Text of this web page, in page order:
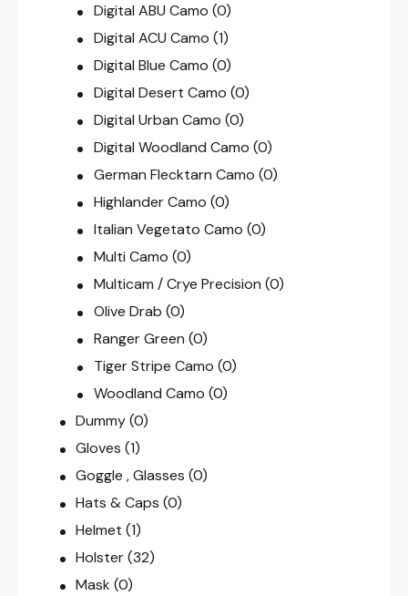
Digital ABU Camo (0)
Digital ACU Camo (1)
Digital Blue Camo (0)
Digital Desert Camo (0)
Digital Urban Camo (0)
Digital Woodland Camo (0)
German Flecktarn Camo (0)
Highlander Camo (0)
Italian Vegetato Camo (0)
Multi Camo (0)
Multicam / Crye Precision (0)
Olive Drab (0)
Ranger Green (0)
Tiger Stripe Camo (0)
Woodland Camo (0)
Dummy (0)
Gloves (1)
Goggle , Glasses (0)
Hats & Caps (0)
Helmet (1)
Holster (32)
Mask (0)